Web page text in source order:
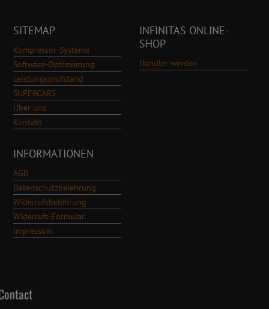
SITEMAP
Kompressor-Systeme
Software-Optimierung
Leistungsprüfstand
SUPERCARS
Über uns
Kontakt
INFINITAS ONLINE-
SHOP
Händler werden
INFORMATIONEN
AGB
Datenschutzbelehrung
Widerrufsbelehrung
Widerrufs-Formular
Impressum